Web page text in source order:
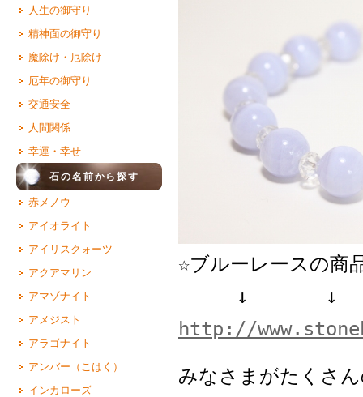
人生の御守り
精神面の御守り
魔除け・厄除け
厄年の御守り
交通安全
人間関係
幸運・幸せ
石の名前から探す
赤メノウ
アイオライト
アイリスクォーツ
アクアマリン
アマゾナイト
アメジスト
アラゴナイト
アンバー（こはく）
インカローズ
☆ブルーレースの商
↓ ↓
http://
みなさまがたくさ